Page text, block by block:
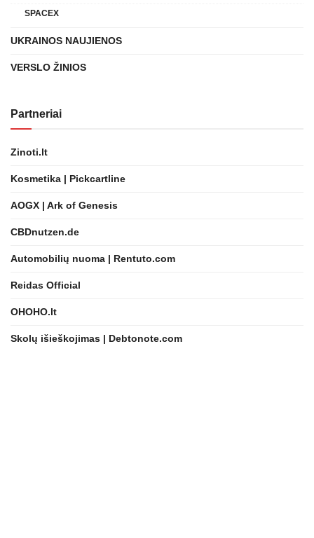
SPACEX
UKRAINOS NAUJIENOS
VERSLO ŽINIOS
Partneriai
Zinoti.lt
Kosmetika | Pickcartline
AOGX | Ark of Genesis
CBDnutzen.de
Automobilių nuoma | Rentuto.com
Reidas Official
OHOHO.lt
Skolų išieškojimas | Debtonote.com